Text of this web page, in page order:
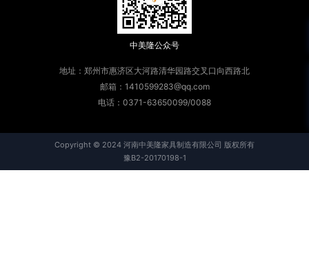
中美隆公众号
地址：郑州市惠济区大河路清华园路交叉口向西路北
邮箱：1410599283@qq.com
电话：0371-63650099/0088
Copyright © 2024 河南中美隆家具制造有限公司 版权所有
豫B2-20170198-1